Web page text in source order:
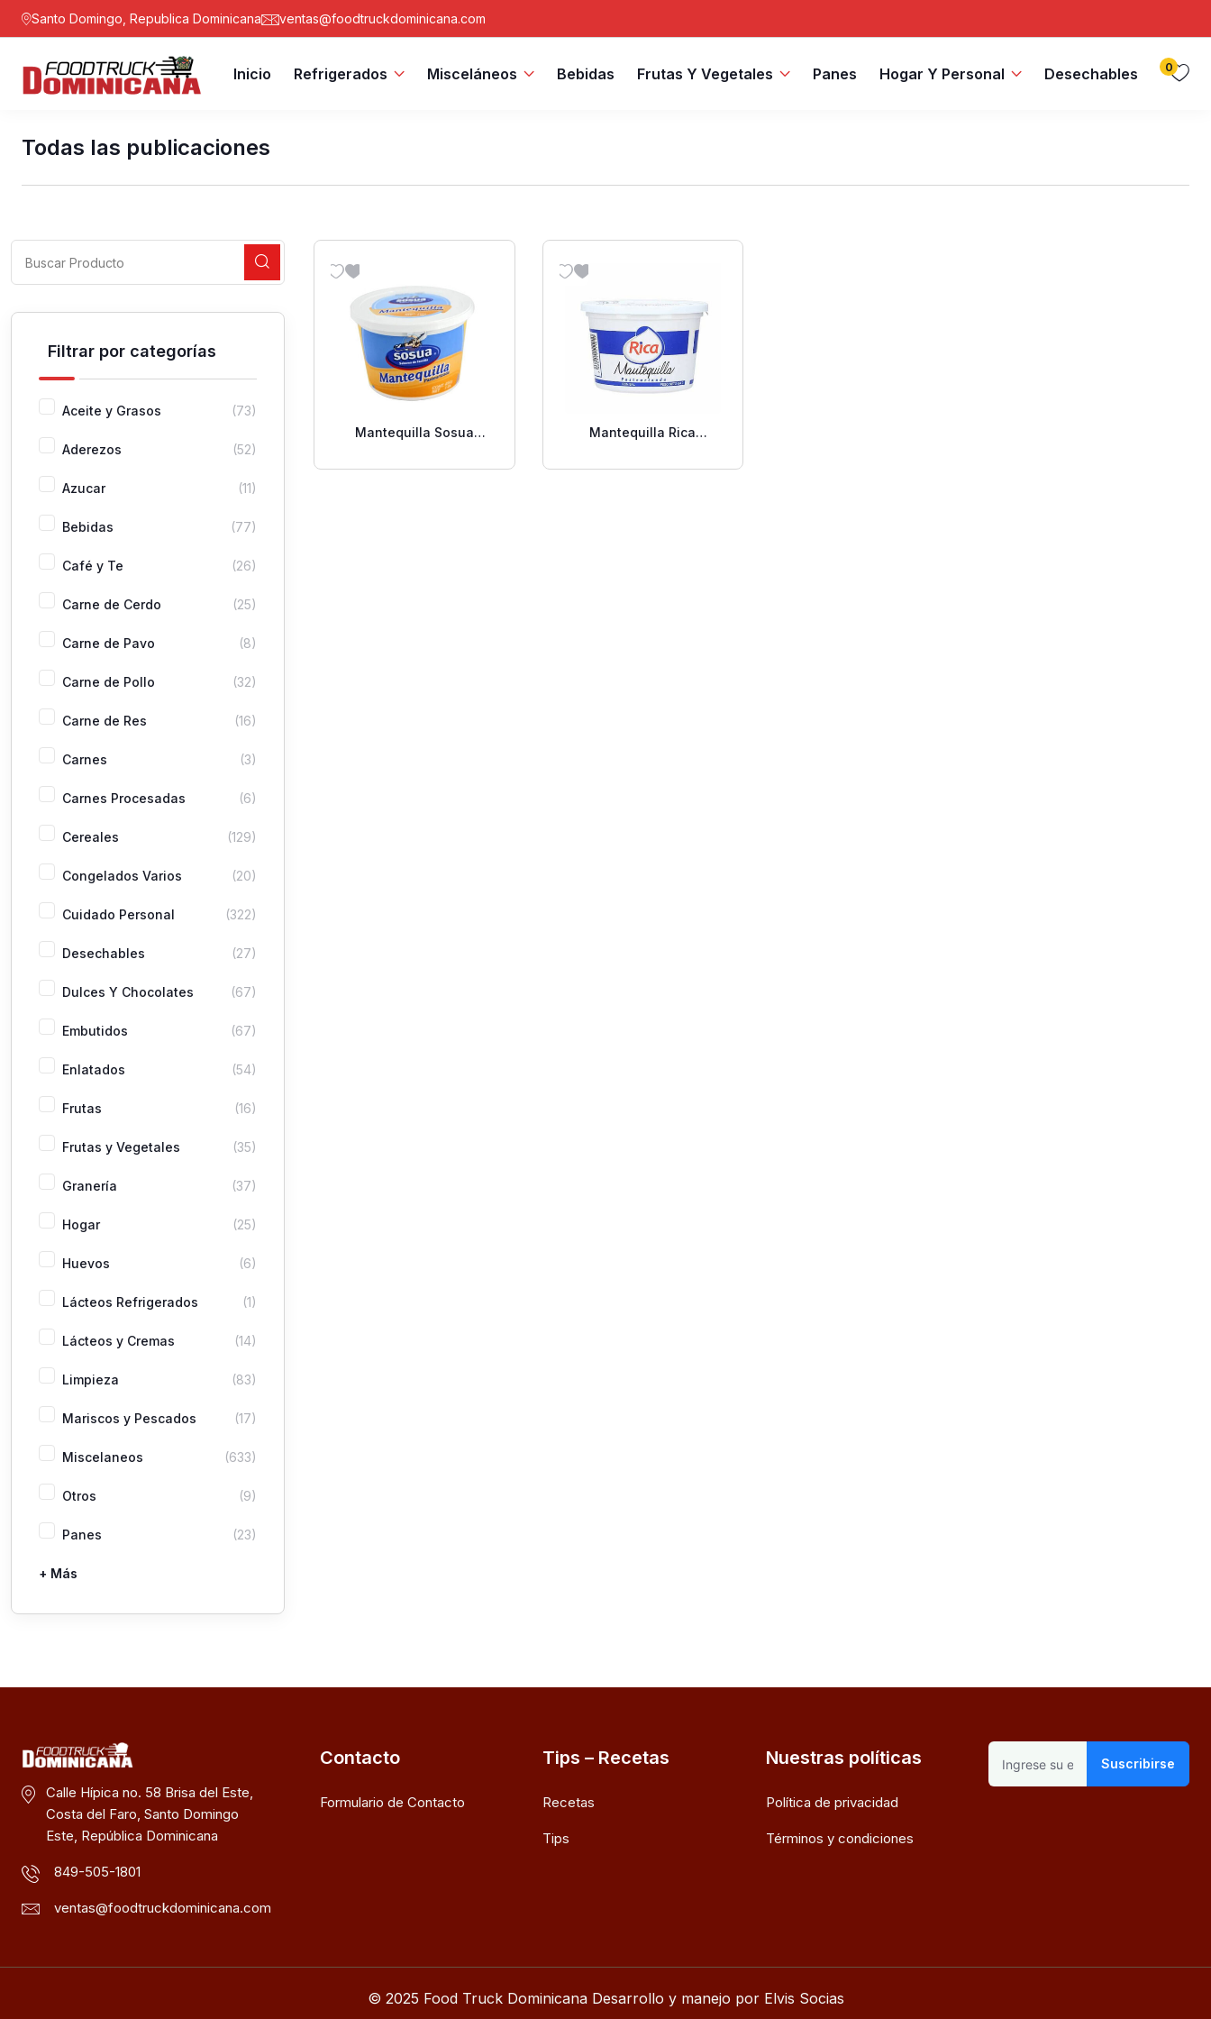
Santo Domingo, Republica Dominicana ventas@foodtruckdominicana.com
Inicio Refrigerados Misceláneos Bebidas Frutas Y Vegetales Panes Hogar Y Personal Desechables 0
Todas las publicaciones
Filtrar por categorías
Aceite y Grasos (73)
Aderezos (52)
Azucar (11)
Bebidas (77)
Café y Te (26)
Carne de Cerdo (25)
Carne de Pavo (8)
Carne de Pollo (32)
Carne de Res (16)
Carnes (3)
Carnes Procesadas (6)
Cereales (129)
Congelados Varios (20)
Cuidado Personal (322)
Desechables (27)
Dulces Y Chocolates (67)
Embutidos (67)
Enlatados (54)
Frutas (16)
Frutas y Vegetales (35)
Granería (37)
Hogar (25)
Huevos (6)
Lácteos Refrigerados (1)
Lácteos y Cremas (14)
Limpieza (83)
Mariscos y Pescados (17)
Miscelaneos (633)
Otros (9)
Panes (23)
Pastas
Picaderas
Sazones y Salsas
Vegetales
+ Más
Mantequilla Sosua
Mantequilla Rica
Calle Hípica no. 58 Brisa del Este,
Costa del Faro, Santo Domingo
Este, República Dominicana
849-505-1801
ventas@foodtruckdominicana.com
Contacto
Formulario de Contacto
Tips – Recetas
Recetas
Tips
Nuestras políticas
Política de privacidad
Términos y condiciones
Suscribirse
© 2025 Food Truck Dominicana Desarrollo y manejo por Elvis Socias